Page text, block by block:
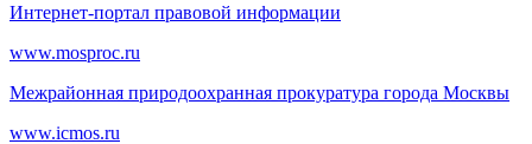
Интернет-портал правовой информации
www.mosproc.ru
Межрайонная природоохранная прокуратура города Москвы
www.icmos.ru